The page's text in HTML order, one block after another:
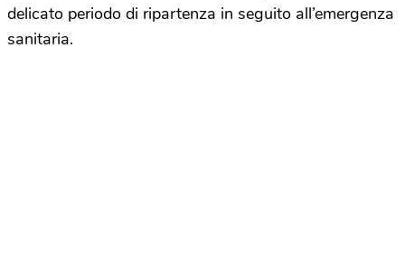
delicato periodo di ripartenza in seguito all’emergenza
sanitaria.